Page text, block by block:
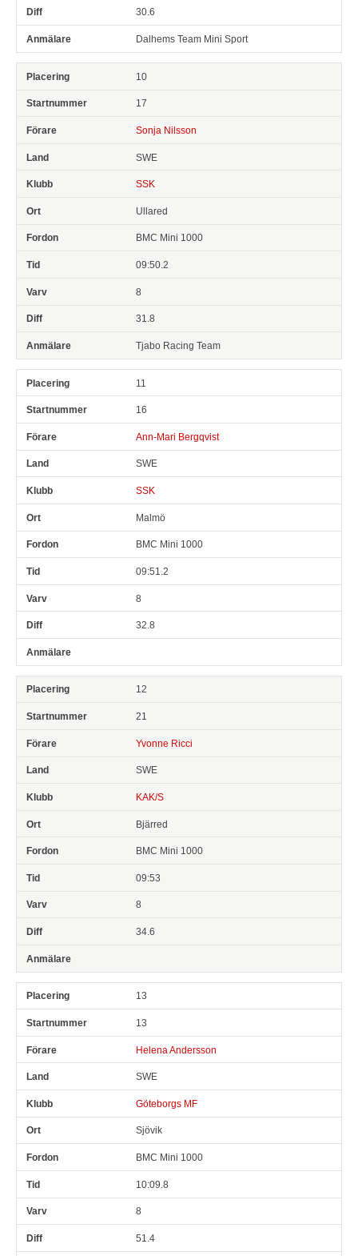
30.6
Dalhems Team Mini Sport
10
17
Sonja Nilsson
SWE
SSK
Ullared
BMC Mini 1000
09:50.2
8
31.8
Tjabo Racing Team
11
16
Ann-Mari Bergqvist
SWE
SSK
Malmö
BMC Mini 1000
09:51.2
8
32.8
12
21
Yvonne Ricci
SWE
KAK/S
Bjärred
BMC Mini 1000
09:53
8
34.6
13
13
Helena Andersson
SWE
Göteborgs MF
Sjövik
BMC Mini 1000
10:09.8
8
51.4